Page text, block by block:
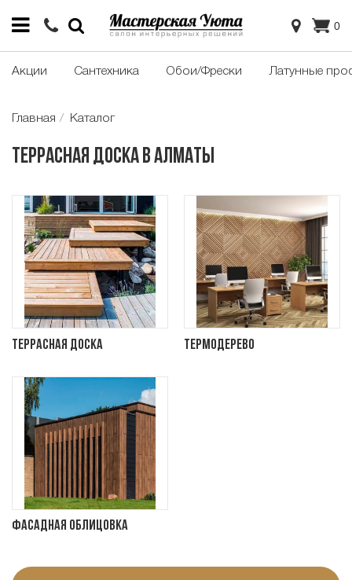
0
Акции Сантехника Обои/Фрески Латунные
Главная Каталог
Террасная доска в Алматы
Террасная доска Термодерево
Фасадная облицовка